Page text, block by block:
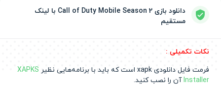
دانلود بازی Call of Duty Mobile Season 2 با لینک
مستقیم
نکات تکمیلی :
فرمت فایل دانلودی xapk است که باید با برنامه‌هایی نظیر
XAPKS
Installerآن را نصب کنید.